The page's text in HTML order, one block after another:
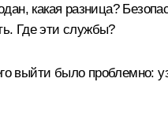
какая разница?
Где эти службы?
выйти было проблемно: